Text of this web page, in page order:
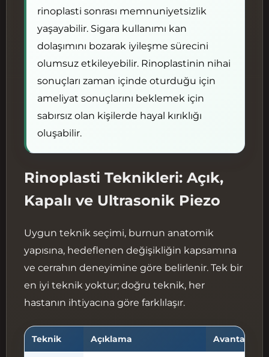
rinoplasti sonrası memnuniyetsizlik
yaşayabilir. Sigara kullanımı kan
dolaşımını bozarak iyileşme sürecini
olumsuz etkileyebilir. Rinoplastinin nihai
sonuçları zaman içinde oturduğu için
ameliyat sonuçlarını beklemek için
sabırsız olan kişilerde hayal kırıklığı
oluşabilir.
Rinoplasti Teknikleri: Açık,
Kapalı ve Ultrasonik Piezo
Uygun teknik seçimi, burnun anatomik
yapısına, hedeflenen değişikliğin kapsamına
ve cerrahın deneyimine göre belirlenir. Tek bir
en iyi teknik yoktur; doğru teknik, her
hastanın ihtiyacına göre farklılaşır.
Teknik Açıklama Avantajları